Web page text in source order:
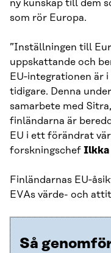
ny kunskap till dem
som rör Europa.
”Inställningen till
uppskattande och
EU‑integrationen är
tidigare. Denna
samarbete med
finländarna är
EU i ett förändrat
forskningschef Ilkka
Finländarnas
EVAs värde- och
Så